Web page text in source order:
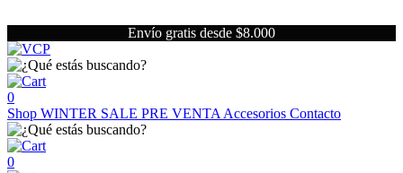
Envío gratis desde $8.000
0
Shop WINTER SALE PRE VENTA Accesorios Contacto
0